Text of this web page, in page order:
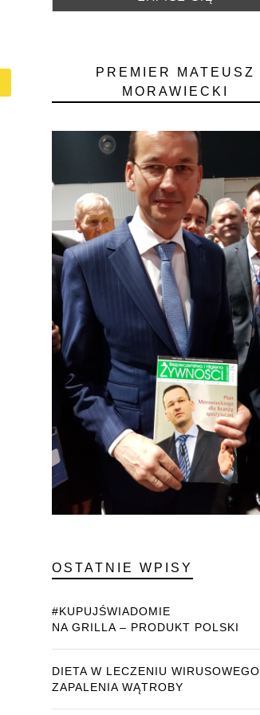
PREMIER MATEUSZ
MORAWIECKI
OSTATNIE WPISY
#KUPUJŚWIADOMIE
NA GRILLA – PRODUKT POLSKI
DIETA W LECZENIU WIRUSOWEGO
ZAPALENIA WĄTROBY